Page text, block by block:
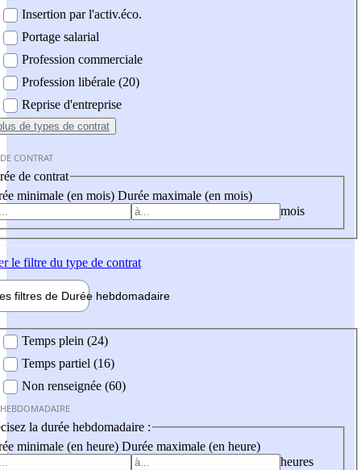
Insertion par l'activ.éco.
Portage salarial
Profession commerciale
Profession libérale (20)
Reprise d'entreprise
de types de contrat
CONTRAT
de contrat
minimale (en mois) Durée maximale (en mois)
mois
le filtre du type de contrat
filtres de Durée hebdomadaire
Temps plein (24)
Temps partiel (16)
Non renseignée (60)
la durée hebdomadaire :
minimale (en heure) Durée maximale (en heure)
heures